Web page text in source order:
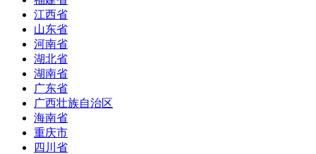
江西省
山东省
河南省
湖北省
湖南省
广东省
广西壮族自治区
海南省
重庆市
四川省